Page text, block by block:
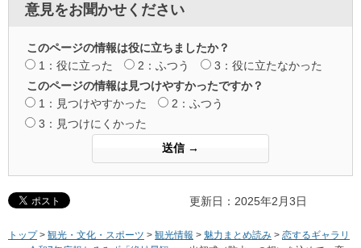
意見をお聞かせください
このページの情報は役に立ちましたか？
1：役に立った
2：ふつう
3：役に立たなかった
このページの情報は見つけやすかったですか？
1：見つけやすかった
2：ふつう
3：見つけにくかった
更新日：2025年2月3日
トップ> 観光・文化・スポーツ > 観光情報 > 魅力まとめ読み > 恋するギャラリ